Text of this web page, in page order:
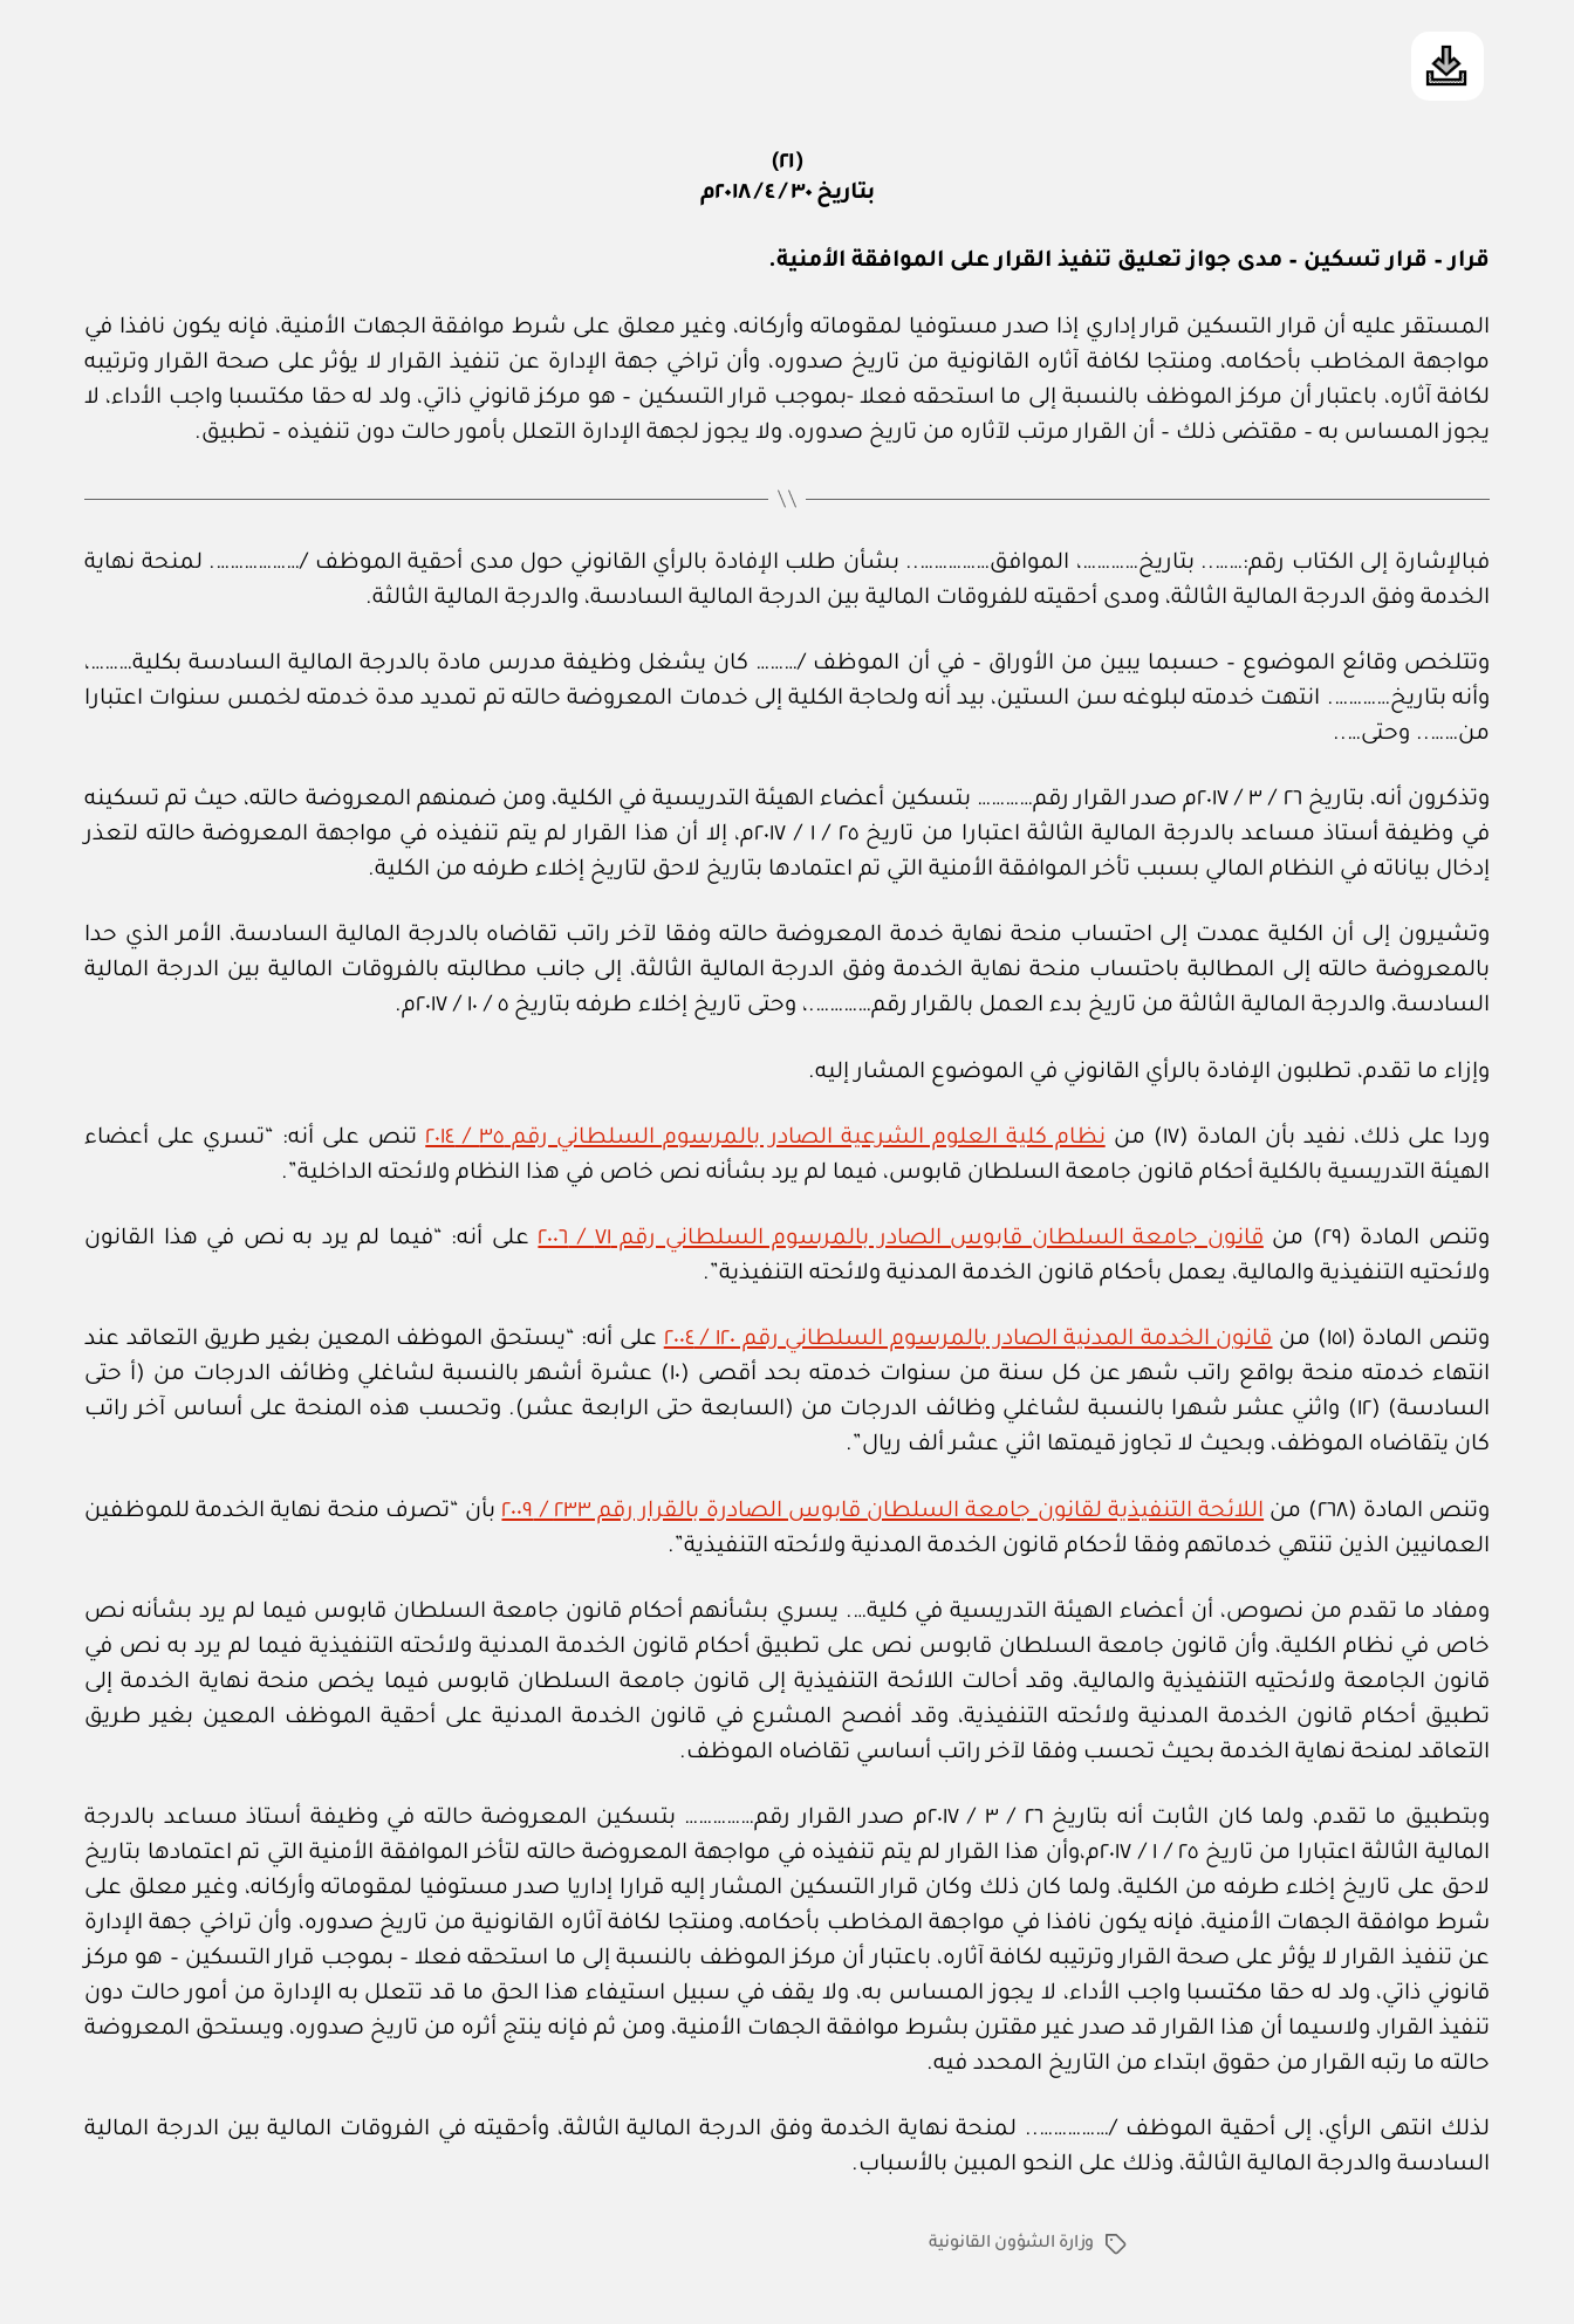
(٢١)
بتاريخ ٣٠ / ٤ / ٢٠١٨م
قرار – قرار تسكين – مدى جواز تعليق تنفيذ القرار على الموافقة الأمنية.
المستقر عليه أن قرار التسكين قرار إداري إذا صدر مستوفيا لمقوماته وأركانه، وغير معلق على شرط موافقة الجهات الأمنية، فإنه يكون نافذا في
مواجهة المخاطب بأحكامه، ومنتجا لكافة آثاره القانونية من تاريخ صدوره، وأن تراخي جهة الإدارة عن تنفيذ القرار لا يؤثر على صحة القرار وترتيبه
لكافة آثاره، باعتبار أن مركز الموظف بالنسبة إلى ما استحقه فعلا -بموجب قرار التسكين – هو مركز قانوني ذاتي، ولد له حقا مكتسبا واجب الأداء، لا
يجوز المساس به – مقتضى ذلك – أن القرار مرتب لآثاره من تاريخ صدوره، ولا يجوز لجهة الإدارة التعلل بأمور حالت دون تنفيذه – تطبيق.
فبالإشارة إلى الكتاب رقم:…….. بتاريخ…………، الموافق…………….. بشأن طلب الإفادة بالرأي القانوني حول مدى أحقية الموظف /………………. لمنحة نهاية
الخدمة وفق الدرجة المالية الثالثة، ومدى أحقيته للفروقات المالية بين الدرجة المالية السادسة، والدرجة المالية الثالثة.
وتتلخص وقائع الموضوع – حسبما يبين من الأوراق – في أن الموظف /……… كان يشغل وظيفة مدرس مادة بالدرجة المالية السادسة بكلية………،
وأنه بتاريخ…………. انتهت خدمته لبلوغه سن الستين، بيد أنه ولحاجة الكلية إلى خدمات المعروضة حالته تم تمديد مدة خدمته لخمس سنوات اعتبارا
من…….. وحتى…..
وتذكرون أنه، بتاريخ ٢٦ / ٣ / ٢٠١٧م صدر القرار رقم………… بتسكين أعضاء الهيئة التدريسية في الكلية، ومن ضمنهم المعروضة حالته، حيث تم تسكينه
في وظيفة أستاذ مساعد بالدرجة المالية الثالثة اعتبارا من تاريخ ٢٥ / ١ / ٢٠١٧م، إلا أن هذا القرار لم يتم تنفيذه في مواجهة المعروضة حالته لتعذر
إدخال بياناته في النظام المالي بسبب تأخر الموافقة الأمنية التي تم اعتمادها بتاريخ لاحق لتاريخ إخلاء طرفه من الكلية.
وتشيرون إلى أن الكلية عمدت إلى احتساب منحة نهاية خدمة المعروضة حالته وفقا لآخر راتب تقاضاه بالدرجة المالية السادسة، الأمر الذي حدا
بالمعروضة حالته إلى المطالبة باحتساب منحة نهاية الخدمة وفق الدرجة المالية الثالثة، إلى جانب مطالبته بالفروقات المالية بين الدرجة المالية
السادسة، والدرجة المالية الثالثة من تاريخ بدء العمل بالقرار رقم………….، وحتى تاريخ إخلاء طرفه بتاريخ ٥ / ١٠ / ٢٠١٧م.
وإزاء ما تقدم، تطلبون الإفادة بالرأي القانوني في الموضوع المشار إليه.
وردا على ذلك، نفيد بأن المادة (١٧) من نظام كلية العلوم الشرعية الصادر بالمرسوم السلطاني رقم ٣٥ / ٢٠١٤
تنص على أنه: “تسري على أعضاء
الهيئة التدريسية بالكلية أحكام قانون جامعة السلطان قابوس، فيما لم يرد بشأنه نص خاص في هذا النظام ولائحته الداخلية”.
وتنص المادة (٢٩) من قانون جامعة السلطان قابوس الصادر بالمرسوم السلطاني رقم ٧١ / ٢٠٠٦
على أنه: “فيما لم يرد به نص في هذا القانون
ولائحتيه التنفيذية والمالية، يعمل بأحكام قانون الخدمة المدنية ولائحته التنفيذية”.
وتنص المادة (١٥١) من قانون الخدمة المدنية الصادر بالمرسوم السلطاني رقم ١٢٠ / ٢٠٠٤
على أنه: “يستحق الموظف المعين بغير طريق التعاقد عند
انتهاء خدمته منحة بواقع راتب شهر عن كل سنة من سنوات خدمته بحد أقصى (١٠) عشرة أشهر بالنسبة لشاغلي وظائف الدرجات من (أ حتى
السادسة) (١٢) واثني عشر شهرا بالنسبة لشاغلي وظائف الدرجات من (السابعة حتى الرابعة عشر). وتحسب هذه المنحة على أساس آخر راتب
كان يتقاضاه الموظف، وبحيث لا تجاوز قيمتها اثني عشر ألف ريال”.
وتنص المادة (٢٦٨) من اللائحة التنفيذية لقانون جامعة السلطان قابوس الصادرة بالقرار رقم ٢٣٣ / ٢٠٠٩
بأن “تصرف منحة نهاية الخدمة للموظفين
العمانيين الذين تنتهي خدماتهم وفقا لأحكام قانون الخدمة المدنية ولائحته التنفيذية”.
ومفاد ما تقدم من نصوص، أن أعضاء الهيئة التدريسية في كلية…. يسري بشأنهم أحكام قانون جامعة السلطان قابوس فيما لم يرد بشأنه نص
خاص في نظام الكلية، وأن قانون جامعة السلطان قابوس نص على تطبيق أحكام قانون الخدمة المدنية ولائحته التنفيذية فيما لم يرد به نص في
قانون الجامعة ولائحتيه التنفيذية والمالية، وقد أحالت اللائحة التنفيذية إلى قانون جامعة السلطان قابوس فيما يخص منحة نهاية الخدمة إلى
تطبيق أحكام قانون الخدمة المدنية ولائحته التنفيذية، وقد أفصح المشرع في قانون الخدمة المدنية على أحقية الموظف المعين بغير طريق
التعاقد لمنحة نهاية الخدمة بحيث تحسب وفقا لآخر راتب أساسي تقاضاه الموظف.
وبتطبيق ما تقدم، ولما كان الثابت أنه بتاريخ ٢٦ / ٣ / ٢٠١٧م صدر القرار رقم…………… بتسكين المعروضة حالته في وظيفة أستاذ مساعد بالدرجة
المالية الثالثة اعتبارا من تاريخ ٢٥ / ١ / ٢٠١٧م،وأن هذا القرار لم يتم تنفيذه في مواجهة المعروضة حالته لتأخر الموافقة الأمنية التي تم اعتمادها بتاريخ
لاحق على تاريخ إخلاء طرفه من الكلية، ولما كان ذلك وكان قرار التسكين المشار إليه قرارا إداريا صدر مستوفيا لمقوماته وأركانه، وغير معلق على
شرط موافقة الجهات الأمنية، فإنه يكون نافذا في مواجهة المخاطب بأحكامه، ومنتجا لكافة آثاره القانونية من تاريخ صدوره، وأن تراخي جهة الإدارة
عن تنفيذ القرار لا يؤثر على صحة القرار وترتيبه لكافة آثاره، باعتبار أن مركز الموظف بالنسبة إلى ما استحقه فعلا – بموجب قرار التسكين – هو مركز
قانوني ذاتي، ولد له حقا مكتسبا واجب الأداء، لا يجوز المساس به، ولا يقف في سبيل استيفاء هذا الحق ما قد تتعلل به الإدارة من أمور حالت دون
تنفيذ القرار، ولاسيما أن هذا القرار قد صدر غير مقترن بشرط موافقة الجهات الأمنية، ومن ثم فإنه ينتج أثره من تاريخ صدوره، ويستحق المعروضة
حالته ما رتبه القرار من حقوق ابتداء من التاريخ المحدد فيه.
لذلك انتهى الرأي، إلى أحقية الموظف /…………….. لمنحة نهاية الخدمة وفق الدرجة المالية الثالثة، وأحقيته في الفروقات المالية بين الدرجة المالية
السادسة والدرجة المالية الثالثة، وذلك على النحو المبين بالأسباب.
الوسوموزارة الشؤون القانونية